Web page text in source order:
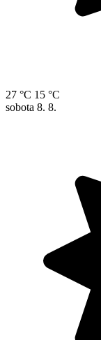
27 °C 15 °C
sobota 8. 8.